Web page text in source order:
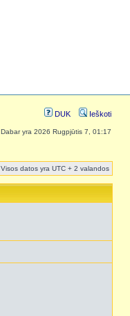
DUK Ieškoti
Dabar yra 2026 Rugpjūtis 7, 01:17
Visos datos yra UTC + 2 valandos